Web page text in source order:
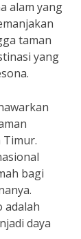
alam yang
taman
yang
Timur.
bagi
adalah
daya